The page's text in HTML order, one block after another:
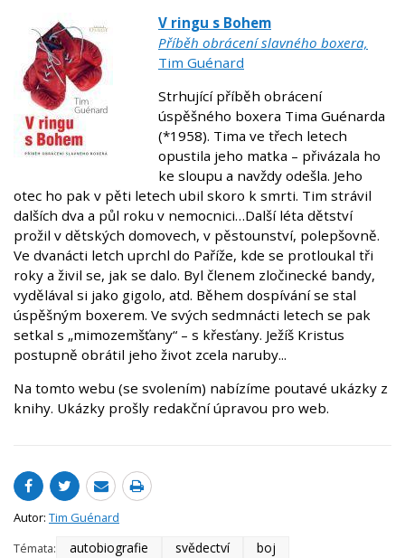
V ringu s Bohem
Příběh obrácení slavného boxera,
Tim Guénard
Strhující příběh obrácení
úspěšného boxera Tima Guénarda
(*1958). Tima ve třech letech
opustila jeho matka – přivázala ho
ke sloupu a navždy odešla. Jeho
otec ho pak v pěti letech ubil skoro k smrti. Tim strávil
dalších dva a půl roku v nemocnici…Další léta dětství
prožil v dětských domovech, v pěstounství, polepšovně.
Ve dvanácti letch uprchl do Paříže, kde se protloukal tři
roky a živil se, jak se dalo. Byl členem zločinecké bandy,
vydělával si jako gigolo, atd. Během dospívání se stal
úspěšným boxerem. Ve svých sedmnácti letech se pak
setkal s „mimozemšťany“ – s křesťany. Ježíš Kristus
postupně obrátil jeho život zcela naruby...
Na tomto webu (se svolením) nabízíme poutavé ukázky z
knihy. Ukázky prošly redakční úpravou pro web.
Autor: Tim Guénard
Témata:
autobiografie svědectví
boj